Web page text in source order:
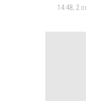
14:48, 2